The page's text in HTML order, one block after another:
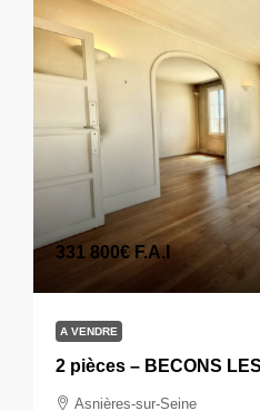
331 800€ F.A.I
A VENDRE
2 pièces – BECONS
Asnières-sur-Seine